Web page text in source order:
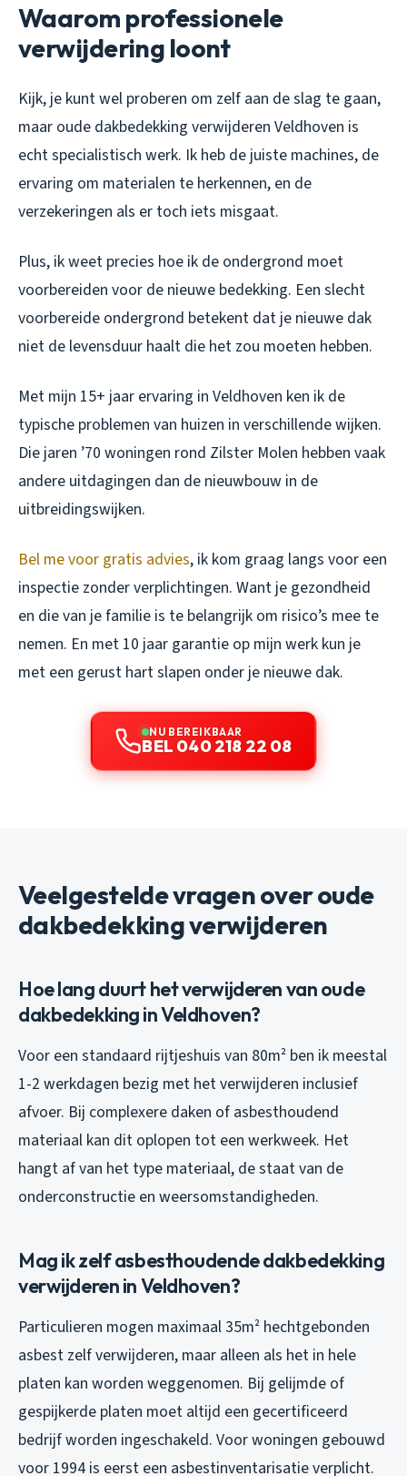
Waarom professionele
verwijdering loont
Kijk, je kunt wel proberen om zelf aan de slag te gaan,
maar oude dakbedekking verwijderen Veldhoven is
echt specialistisch werk. Ik heb de juiste machines, de
ervaring om materialen te herkennen, en de
verzekeringen als er toch iets misgaat.
Plus, ik weet precies hoe ik de ondergrond moet
voorbereiden voor de nieuwe bedekking. Een slecht
voorbereide ondergrond betekent dat je nieuwe dak
niet de levensduur haalt die het zou moeten hebben.
Met mijn 15+ jaar ervaring in Veldhoven ken ik de
typische problemen van huizen in verschillende wijken.
Die jaren ’70 woningen rond Zilster Molen hebben vaak
andere uitdagingen dan de nieuwbouw in de
uitbreidingswijken.
Bel me voor gratis advies, ik kom graag langs voor een
inspectie zonder verplichtingen. Want je gezondheid
en die van je familie is te belangrijk om risico’s mee te
nemen. En met 10 jaar garantie op mijn werk kun je
met een gerust hart slapen onder je nieuwe dak.
NU BEREIKBAAR
BEL 040 218 22 08
Veelgestelde vragen over oude
dakbedekking verwijderen
Hoe lang duurt het verwijderen van oude
dakbedekking in Veldhoven?
Voor een standaard rijtjeshuis van 80m² ben ik meestal
1-2 werkdagen bezig met het verwijderen inclusief
afvoer. Bij complexere daken of asbesthoudend
materiaal kan dit oplopen tot een werkweek. Het
hangt af van het type materiaal, de staat van de
onderconstructie en weersomstandigheden.
Mag ik zelf asbesthoudende dakbedekking
verwijderen in Veldhoven?
Particulieren mogen maximaal 35m² hechtgebonden
asbest zelf verwijderen, maar alleen als het in hele
platen kan worden weggenomen. Bij gelijmde of
gespijkerde platen moet altijd een gecertificeerd
bedrijf worden ingeschakeld. Voor woningen gebouwd
voor 1994 is eerst een asbestinventarisatie verplicht.